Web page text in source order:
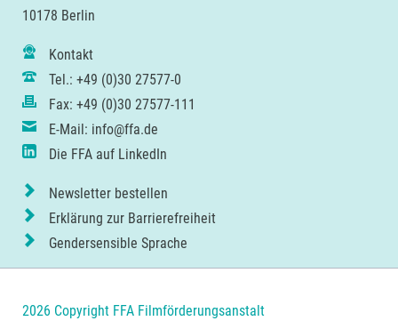
10178 Berlin
Kontakt
Tel.: +49 (0)30 27577-0
Fax: +49 (0)30 27577-111
E-Mail: info@ffa.de
Die FFA auf LinkedIn
Newsletter bestellen
Erklärung zur Barrierefreiheit
Gendersensible Sprache
2026 Copyright FFA Filmförderungsanstalt